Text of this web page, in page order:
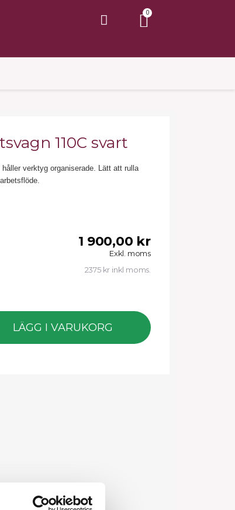
110C svart
verktyg organiserade. Lätt att rulla
1 900,00 kr
Exkl. moms
2375 kr inkl moms.
LÄGG I VARUKORG